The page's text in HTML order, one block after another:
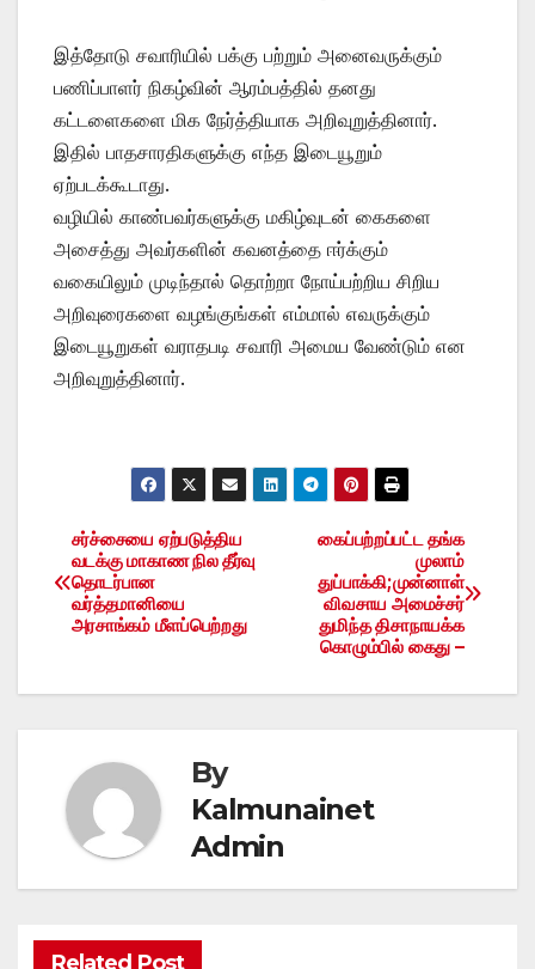
இத்தோடு சவாரியில் பக்கு பற்றும் அனைவருக்கும்
பணிப்பாளர் நிகழ்வின் ஆரம்பத்தில் தனது
கட்டளைகளை மிக நேர்த்தியாக அறிவுறுத்தினார்.
இதில் பாதசாரதிகளுக்கு எந்த இடையூறும்
ஏற்படக்கூடாது.
வழியில் காண்பவர்களுக்கு மகிழ்வுடன் கைகளை
அசைத்து அவர்களின் கவனத்தை ஈர்க்கும்
வகையிலும் முடிந்தால் தொற்றா நோய்பற்றிய சிறிய
அறிவுரைகளை வழங்குங்கள் எம்மால் எவருக்கும்
இடையூறுகள் வராதபடி சவாரி அமைய வேண்டும் என
அறிவுறுத்தினார்.
Post
navigation
கைப்பற்றப்பட்ட தங்க
முலாம்
துப்பாக்கி;முன்னாள்
விவசாய அமைச்சர்
துமிந்த திசாநாயக்க
கொழும்பில் கைது –
சர்ச்சையை ஏற்படுத்திய
வடக்கு மாகாண நில தீர்வு
தொடர்பான
வர்த்தமானியை
அரசாங்கம் மீளப்பெற்றது
By
Kalmunainet
Admin
Related Post